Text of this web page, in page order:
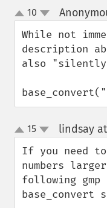
up
down
10
While not
description
also "silently
up
down
15 lindsay
If you need to
numbers
following gmp
base_convert